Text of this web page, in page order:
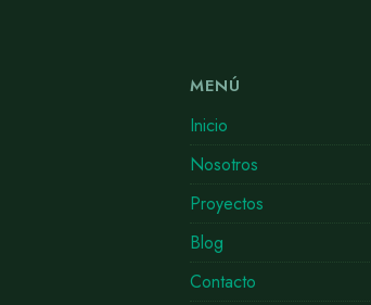
MENÚ
Inicio
Nosotros
Proyectos
Blog
Contacto